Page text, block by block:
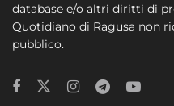
database e/o altri diritti di
Quotidiano di Ragusa non
pubblico.